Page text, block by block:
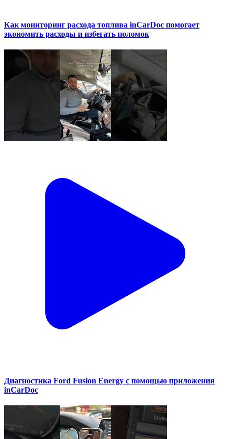
Как мониторинг расхода топлива inCarDoc помогает
экономить расходы и избегать поломок
Диагностика Ford Fusion Energy с помощью приложения
inCarDoc